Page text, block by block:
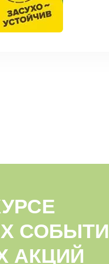
АКЦИЙ